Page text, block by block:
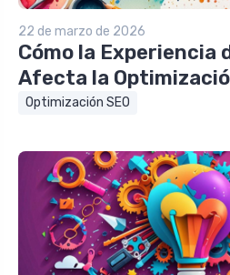
22 de marzo de 2026
Cómo la Experiencia
Afecta la
Optimización SEO